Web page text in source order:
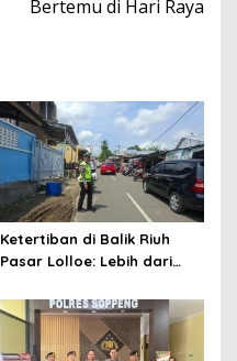
Bertemu di Hari Raya
Ketertiban di Balik Riuh
Pasar Lolloe: Lebih dari